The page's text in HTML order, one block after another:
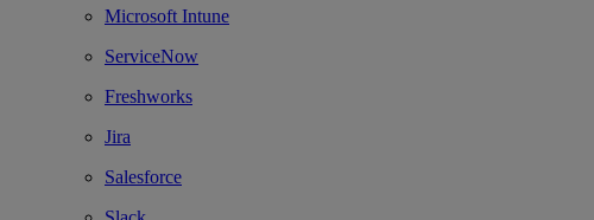
Microsoft Intune
ServiceNow
Freshworks
Jira
Salesforce